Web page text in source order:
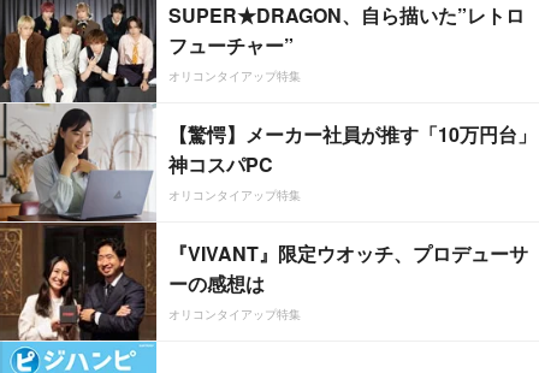
SUPER★DRAGON、自ら描いた”レトロ
フューチャー”
オリコンタイアップ特集
【驚愕】メーカー社員が推す「10万円台」
神コスパPC
オリコンタイアップ特集
『VIVANT』限定ウオッチ、プロデューサ
ーの感想は
オリコンタイアップ特集